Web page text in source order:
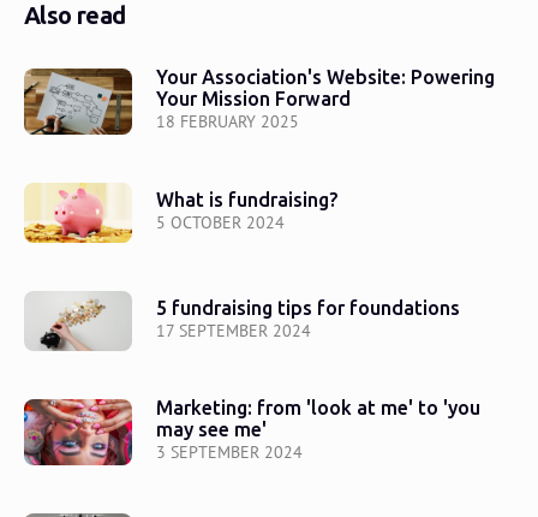
Also read
18 FEBRUARY 2025
Your Association's Website: Powering
Your Mission Forward
5 OCTOBER 2024
What is fundraising?
17 SEPTEMBER 2024
5 fundraising tips for foundations
3 SEPTEMBER 2024
Marketing: from 'look at me' to 'you
may see me'